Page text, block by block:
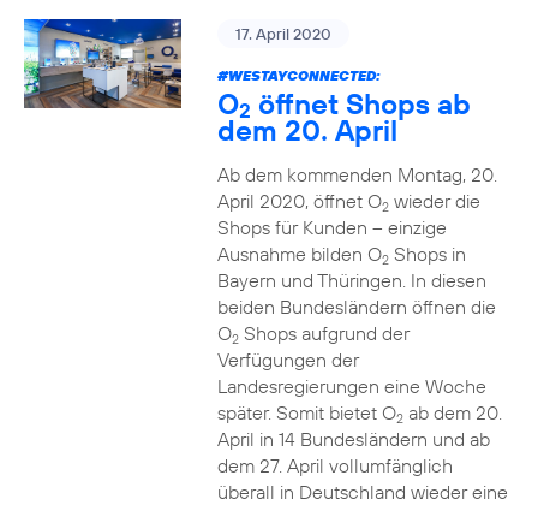
17. April 2020
#WESTAYCONNECTED:
O2 öffnet Shops ab
dem 20. April
Ab dem kommenden Montag, 20.
April 2020, öffnet O2wieder die
Shops für Kunden – einzige
Ausnahme bilden O2Shops in
Bayern und Thüringen. In diesen
beiden Bundesländern öffnen die
O2Shops aufgrund der
Verfügungen der
Landesregierungen eine Woche
später. Somit bietet O2ab dem 20.
April in 14 Bundesländern und ab
dem 27. April vollumfänglich
überall in Deutschland wieder eine